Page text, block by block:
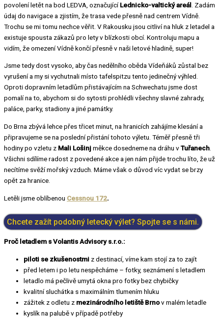
povolení letět na bod LEDVA, označujícíLednicko-valtický areál . Zadám
údaj do navigace a zjistím, že trasa vede přesně nad centrem Vídně.
Trochu se mi tomu nechce věřit. V Rakousku jsou citliví na hluk z letadel a
existuje spousta zákazů pro lety v blízkosti obcí. Kontroluju mapu a
vidím, že omezení Vídně končí přesně v naši letové hladině, super!
Jsme tedy dost vysoko, aby čas nedělního oběda Vídeňáků zůstal bez
vyrušení a my si vychutnali místo tafelspitzu tento jedinečný výhled.
Oproti dopravním letadlům přistávajícím na Schwechatu jsme dost
pomalí na to, abychom si do sytosti prohlédli všechny slavné zahrady,
paláce, parky, stadiony a jiné památky.
Do Brna zbývá lehce přes třicet minut, na hranicích zahájíme klesání a
připravujeme se na poslední přistání tohoto výletu. Téměř přesně tři
hodiny po vzletu z Mali Lošinjměkce dosedneme na dráhu vTuřanech
Všichni sdílíme radost z povedené akce a jen nám přijde trochu líto, že už
necítíme svěží mořský vzduch. Máme však o důvod víc vydat se brzy
opět za hranice.
Letěli jsme oblíbenou Cessnou 172.
Chcete zažít podobný letecký výlet? Spojte se s námi.
Proč letadlem s Volantis Advisory s.r.o.:
piloti se zkušenostmi z destinací, víme kam stojí za to zajít
před letem i po letu nespěcháme – fotky, seznámení s letadlem
letadlo má pečlivě umytá okna pro fotky bez chybičky
kvalitní sluchátka s maximálním tlumením hluku
zážitek z odletu z mezinárodního letiště Brnov malém letadle
kyslík na palubě v případě potřeby